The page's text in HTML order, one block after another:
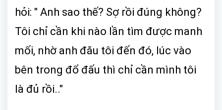
hỏi: " Anh sao thế? Sợ rồi đúng không?
Tôi chỉ cần khi nào lần tìm được manh
mối, nhờ anh đău tôi đến đó, lúc vào
bên trong đổ đấu thì chỉ cần mình tôi
là đủ rồi.."